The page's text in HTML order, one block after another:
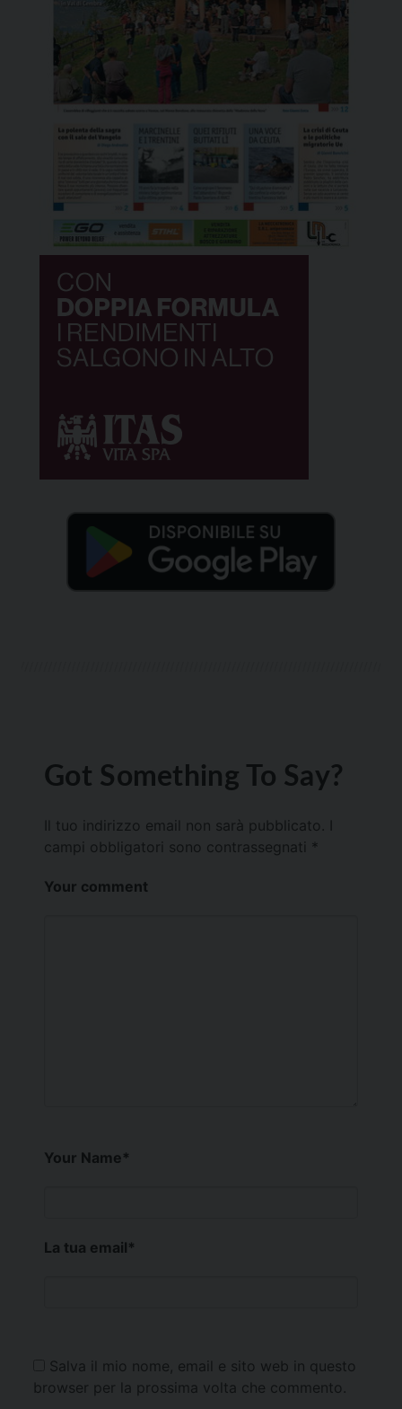
Got Something To Say?
Il tuo indirizzo email non sarà pubblicato.
campi obbligatori sono contrassegnati *
Your comment
Your Name*
La tua email*
Salva il mio nome, email e sito web in questo
browser per la prossima volta che commento.